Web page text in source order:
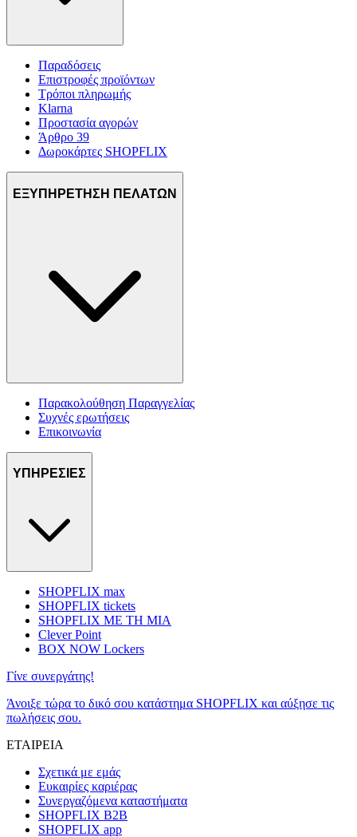
Παραδόσεις
Επιστροφές προϊόντων
Τρόποι πληρωμής
Klarna
Προστασία αγορών
Άρθρο 39
Δωροκάρτες SHOPFLIX
ΕΞΥΠΗΡΕΤΗΣΗ ΠΕΛΑΤΩΝ
Παρακολούθηση Παραγγελίας
Συχνές ερωτήσεις
Επικοινωνία
ΥΠΗΡΕΣΙΕΣ
SHOPFLIX max
SHOPFLIX tickets
SHOPFLIX ΜΕ ΤΗ ΜΙΑ
Clever Point
BOX NOW Lockers
Γίνε συνεργάτης!
Άνοιξε τώρα το δικό σου κατάστημα SHOPFLIX και αύξησε τις
πωλήσεις σου.
ΕΤΑΙΡΕΙΑ
Σχετικά με εμάς
Ευκαιρίες καριέρας
Συνεργαζόμενα καταστήματα
SHOPFLIX B2B
SHOPFLIX app